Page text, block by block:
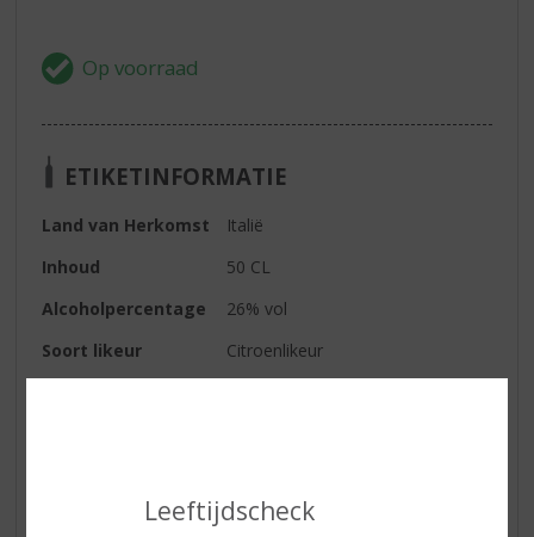
Leeftijdscheck
ETIKETINFORMATIE
Land van Herkomst
Italië
Inhoud
50 CL
Alcoholpercentage
26% vol
Soort likeur
Citroenlikeur
Schrijf een review